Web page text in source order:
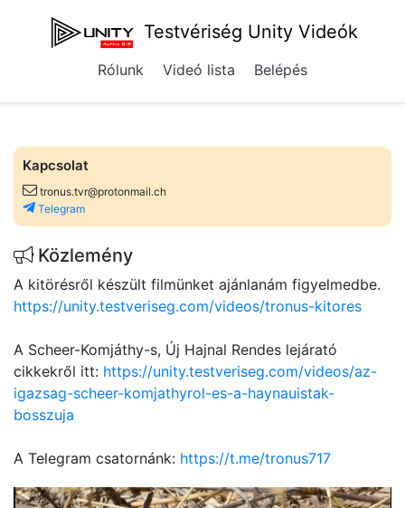
Testvériség Unity Videók
Rólunk Videó lista Belépés
Kapcsolat
tronus.tvr@protonmail.ch
Telegram
Közlemény
A kitörésről készült filmünket ajánlanám figyelmedbe.
https://unity.testveriseg.com/videos/tronus-kitores
A Scheer-Komjáthy-s, Új Hajnal Rendes lejárató
cikkekről itt: https://unity.testveriseg.com/videos/az-
igazsag-scheer-komjathyrol-es-a-haynauistak-
bosszuja
A Telegram csatornánk: https://t.me/tronus717